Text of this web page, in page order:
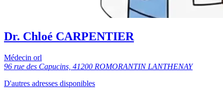
Dr. Chloé CARPENTIER
Médecin orl
96 rue des Capucins, 41200 ROMORANTIN LANTHENAY
D'autres adresses disponibles